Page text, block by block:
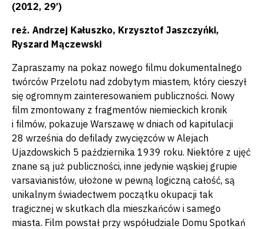
(2012, 29’)
reż. Andrzej Kałuszko, Krzysztof Jaszczyńki,
Ryszard Mączewski
Zapraszamy na pokaz nowego filmu dokumentalnego
twórców Przelotu nad zdobytym miastem, który cieszył
się ogromnym zainteresowaniem publiczności. Nowy
film zmontowany z fragmentów niemieckich kronik
i filmów, pokazuje Warszawę w dniach od kapitulacji
28 września do defilady zwycięzców w Alejach
Ujazdowskich 5 października 1939 roku. Niektóre z ujęć
znane są już publiczności, inne jedynie wąskiej grupie
varsavianistów, ułożone w pewną logiczną całość, są
unikalnym świadectwem początku okupacji tak
tragicznej w skutkach dla mieszkańców i samego
miasta. Film powstał przy współudziale Domu Spotkań